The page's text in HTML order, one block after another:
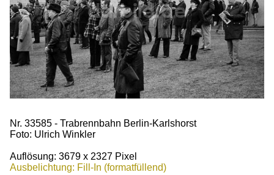
Nr. 33585 - Trabrennbahn Berlin-Karlshorst
Foto: Ulrich Winkler
Auflösung: 3679 x 2327 Pixel
Ausbelichtung: Fill-In (formatfüllend)